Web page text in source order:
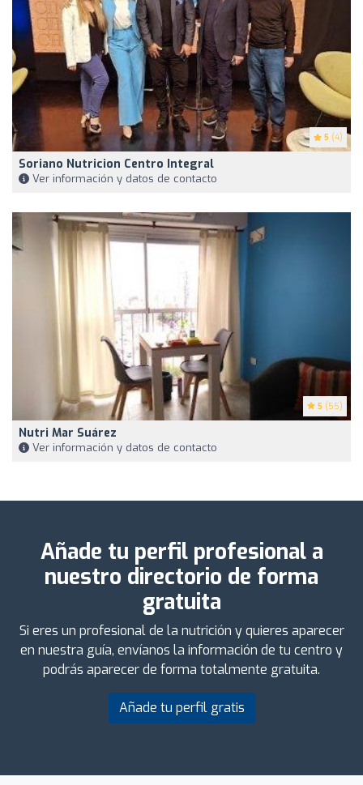
5 (4)
Soriano Nutricion Centro Integral
Ver información y datos de contacto
5 (55)
Nutri Mar Suárez ️
Ver información y datos de contacto
Añade tu perfil profesional a
nuestro directorio de forma
gratuita
Si eres un profesional de la nutrición y quieres aparecer
en nuestra guía, envíanos la información de tu centro y
podrás aparecer de forma totalmente gratuita.
Añade tu perfil gratis